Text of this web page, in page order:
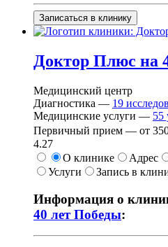
Записаться в клинику
Доктор Плюс на
Медицинский центр
Диагностика — 19
Медицинские услуги — 55
Первичный прием — от
4.27
О клинике
Адрес
Услуги
Запись в
Информация о
40 лет Победы: